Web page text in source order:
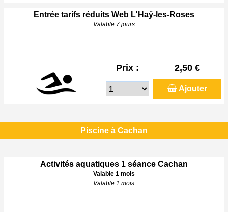
Entrée tarifs réduits Web L'Haÿ-les-Roses
Valable 7 jours
Prix : 2,50 €
Ajouter
Piscine à Cachan
Activités aquatiques 1 séance Cachan
Valable 1 mois
Valable 1 mois